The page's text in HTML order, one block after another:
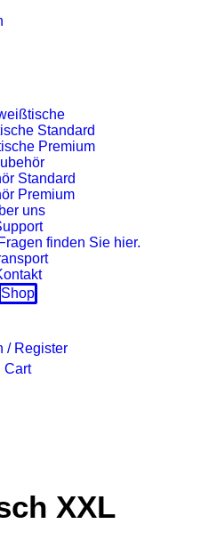
Standard
Premium
Standard
Premium
uns
finden Sie hier.
Shop
/ Register
Cart
XXL